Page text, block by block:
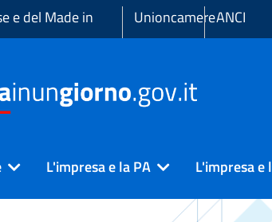
e del Made in
UnioncamereANCI
L'impresa e la PA L'impresa e